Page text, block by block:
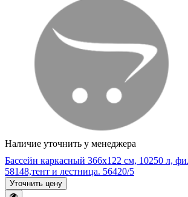
Наличие уточнить у менеджера
Бассейн каркасный 366х122 см, 10250 л,
58148,тент и лестница. 56420/5
Уточнить цену